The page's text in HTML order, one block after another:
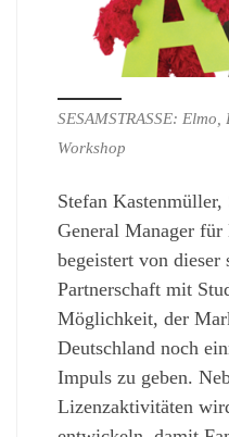
SESAMSTRASSE:
Workshop
Stefan Kastenmüller,
General Manager
begeistert von dieser
Partnerschaft mit
Möglichkeit, der
Deutschland noch
Impuls zu geben.
Lizenzaktivitäten